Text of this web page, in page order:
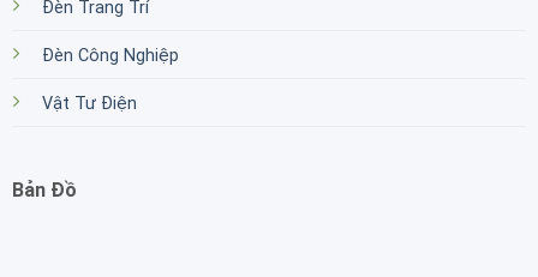
Đèn Trang Trí
Đèn Công Nghiệp
Vật Tư Điện
Bản Đồ